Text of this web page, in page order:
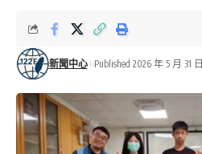
新聞中心 Published 2026 年 5 月 31 日